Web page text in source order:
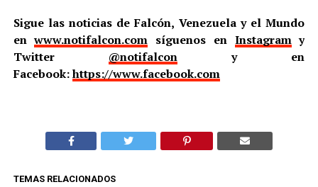
Sigue las noticias de Falcón, Venezuela y el Mundo
enwww.notifalcon.com síguenos en Instagramy
Twitter @notifalcony en
Facebook:https://www.facebook.com
TEMAS RELACIONADOS